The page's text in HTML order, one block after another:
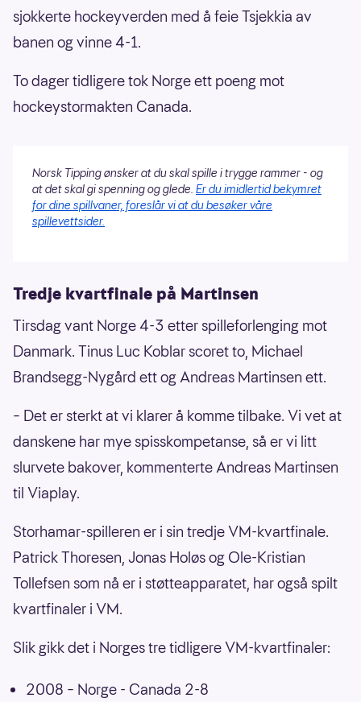
sjokkerte hockeyverden med å feie Tsjekkia av
banen og vinne 4-1.
To dager tidligere tok Norge ett poeng mot
hockeystormakten Canada.
Norsk Tipping ønsker at du skal spille i trygge rammer - og
at det skal gi spenning og glede. Er du imidlertid bekymret
for dine spillvaner, foreslår vi at du besøker våre
spillevettsider.
Tredje kvartfinale på Martinsen
Tirsdag vant Norge 4-3 etter spilleforlenging mot
Danmark. Tinus Luc Koblar scoret to, Michael
Brandsegg-Nygård ett og Andreas Martinsen ett.
– Det er sterkt at vi klarer å komme tilbake. Vi vet at
danskene har mye spisskompetanse, så er vi litt
slurvete bakover, kommenterte Andreas Martinsen
til Viaplay.
Storhamar-spilleren er i sin tredje VM-kvartfinale.
Patrick Thoresen, Jonas Holøs og Ole-Kristian
Tollefsen som nå er i støtteapparatet, har også spilt
kvartfinaler i VM.
Slik gikk det i Norges tre tidligere VM-kvartfinaler:
2008 – Norge - Canada 2-8